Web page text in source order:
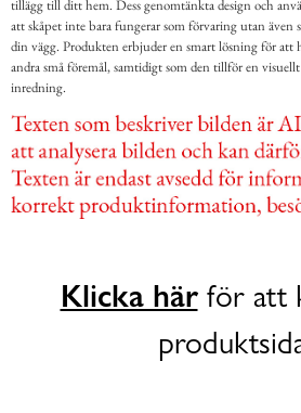
tillägg till ditt hem. Dess genomtänkta design och
att skåpet inte bara fungerar som förvaring utan även
din vägg. Produkten erbjuder en smart lösning för att
andra små föremål, samtidigt som den tillför en
inredning.
Klicka härför att